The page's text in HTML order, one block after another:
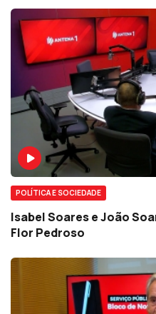
POLÍTICA E SOCIEDADE
Isabel Soares e João
Flor Pedroso